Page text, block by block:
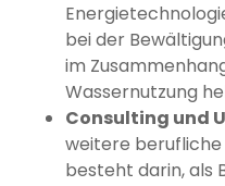
bei der
im
Wassernutzung
Consulting und
weitere
besteht darin, als